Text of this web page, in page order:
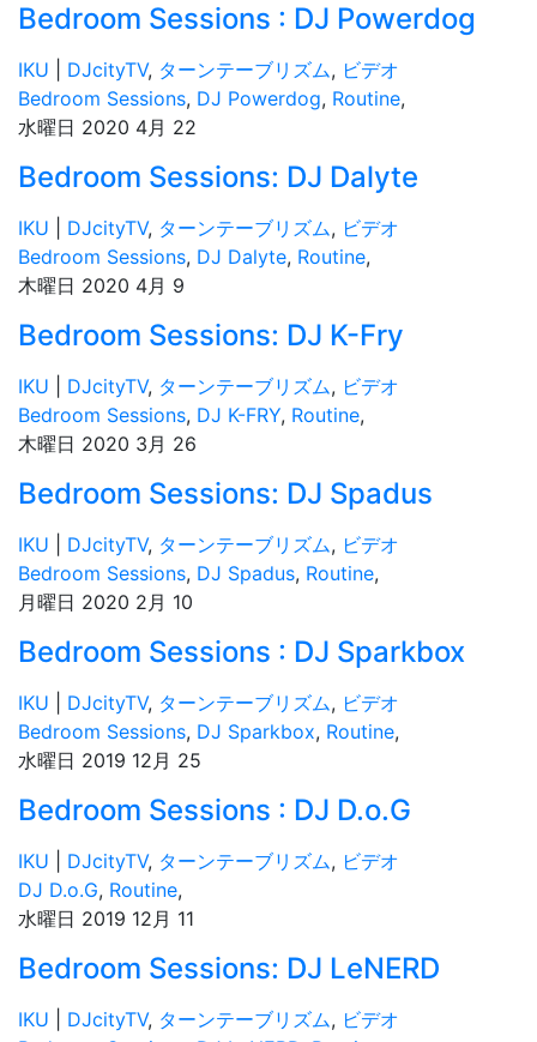
Bedroom Sessions : DJ Powerdog
IKU DJcityTV, ターンテーブリズム, ビデオ
Bedroom Sessions, DJ Powerdog, Routine,
水曜日 2020 4月 22
Bedroom Sessions: DJ Dalyte
IKU DJcityTV, ターンテーブリズム, ビデオ
Bedroom Sessions, DJ Dalyte, Routine,
木曜日 2020 4月 9
Bedroom Sessions: DJ K-Fry
IKU DJcityTV, ターンテーブリズム, ビデオ
Bedroom Sessions, DJ K-FRY, Routine,
木曜日 2020 3月 26
Bedroom Sessions: DJ Spadus
IKU DJcityTV, ターンテーブリズム, ビデオ
Bedroom Sessions, DJ Spadus, Routine,
月曜日 2020 2月 10
Bedroom Sessions : DJ Sparkbox
IKU DJcityTV, ターンテーブリズム, ビデオ
Bedroom Sessions, DJ Sparkbox, Routine,
水曜日 2019 12月 25
Bedroom Sessions : DJ D.o.G
IKU DJcityTV, ターンテーブリズム, ビデオ
DJ D.o.G, Routine,
水曜日 2019 12月 11
Bedroom Sessions: DJ LeNERD
IKU DJcityTV, ターンテーブリズム, ビデオ